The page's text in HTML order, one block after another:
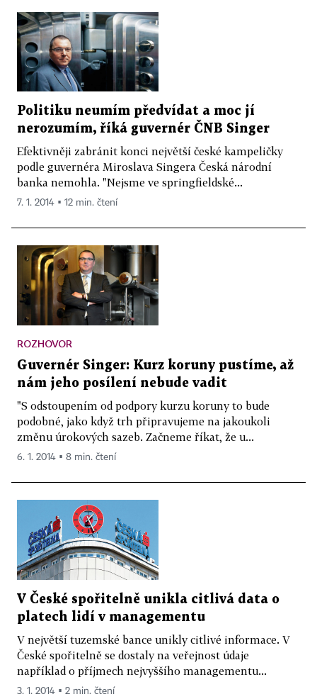
Politiku neumím předvídat a moc jí
nerozumím, říká guvernér ČNB Singer
Efektivněji zabránit konci největší české kampeličky
podle guvernéra Miroslava Singera Česká národní
banka nemohla. "Nejsme ve springfieldské...
7. 1. 2014 ▪ 12 min. čtení
ROZHOVOR
Guvernér Singer: Kurz koruny pustíme, až
nám jeho posílení nebude vadit
"S odstoupením od podpory kurzu koruny to bude
podobné, jako když trh připravujeme na jakoukoli
změnu úrokových sazeb. Začneme říkat, že u...
6. 1. 2014 ▪ 8 min. čtení
V České spořitelně unikla citlivá data o
platech lidí v managementu
V největší tuzemské bance unikly citlivé informace. V
České spořitelně se dostaly na veřejnost údaje
například o příjmech nejvyššího managementu...
3. 1. 2014 ▪ 2 min. čtení